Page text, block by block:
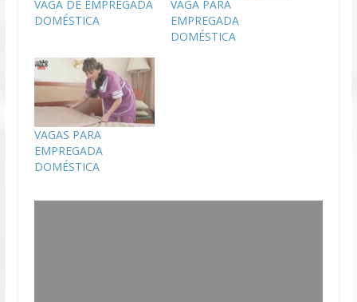
VAGA DE EMPREGADA
DOMÉSTICA
VAGA PARA
EMPREGADA
DOMÉSTICA
VAGAS PARA
EMPREGADA
DOMÉSTICA